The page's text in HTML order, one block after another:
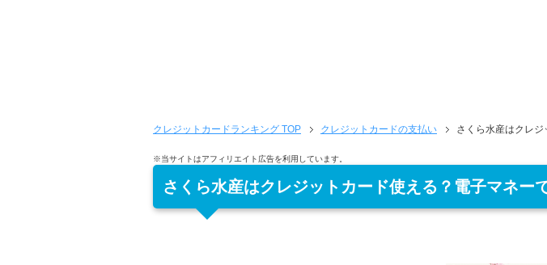
クレジットカードランキング TOP クレジットカードの支払い さくら水産はクレ
※当サイトはアフィリエイト広告を利用しています。
さくら水産はクレジットカード使える？電子マネー